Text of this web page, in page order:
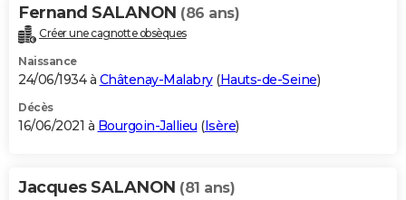
Fernand SALANON (86 ans)
Créer une cagnotte obsèques
Naissance
24/06/1934 à Châtenay-Malabry(Hauts-de-Seine)
Décès
16/06/2021 à Bourgoin-Jallieu (Isère)
Jacques SALANON (81 ans)